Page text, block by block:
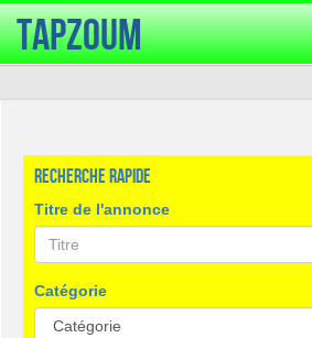
TapZoum
Recherche rapide
Titre de l'annonce
Catégorie